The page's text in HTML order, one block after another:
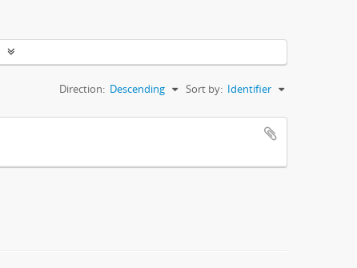
Sort by: Identifier
Direction: Descending